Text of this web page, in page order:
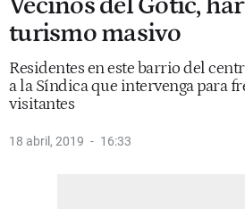
turismo masivo
Residentes en este barrio del
a la Síndica que intervenga para
visitantes
18 abril, 2019 16:33